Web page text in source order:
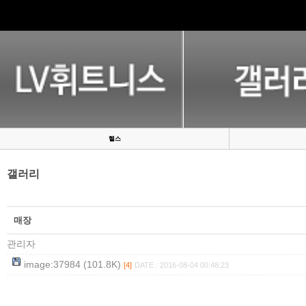
헬스
갤러리
매장
관리자
image:37984 (101.8K) [4] DATE : 2016-08-04 00:48:23